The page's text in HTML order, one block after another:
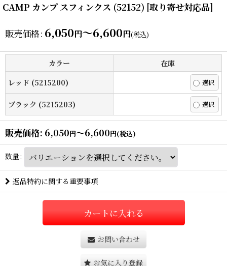
CAMP カンプ スフィンクス (52152) [取り寄せ対応品]
販売価格: 6,050円～6,600円(税込)
カラー
在庫
レッド (5215200)
ブラック (5215203)
販売価格: 6,050円～6,600円(税込)
数量:
返品特約に関する重要事項
カートに入れる
お問い合わせ
お気に入り登録